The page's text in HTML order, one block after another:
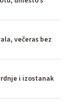
večeras bez
i izostanak